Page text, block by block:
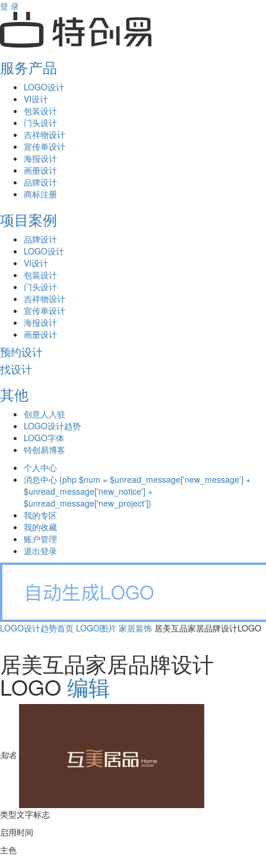
登 录
服务产品
LOGO设计
VI设计
包装设计
门头设计
吉祥物设计
宣传单设计
海报设计
画册设计
品牌设计
商标注册
项目案例
品牌设计
LOGO设计
VI设计
包装设计
门头设计
吉祥物设计
宣传单设计
海报设计
画册设计
预约设计
找设计
其他
创意人入驻
LOGO设计趋势
LOGO字体
特创易博客
个人中心
消息中心 {php $num = $unread_message['new_message'] +
$unread_message['new_notice'] +
$unread_message['new_project']}
我的专区
我的收藏
账户管理
退出登录
LOGO设计趋势首页 LOGO图片 家居装饰 居美互品家居品牌设计LOGO
居美互品家居品牌设计
LOGO 编辑
知名
类型文字标志
启用时间
主色